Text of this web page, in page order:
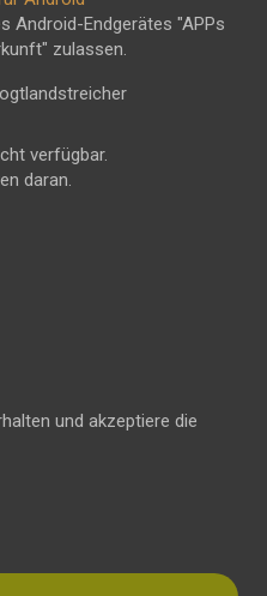
Android-Endgerätes "APPs
zulassen.
verfügbar.
daran.
und akzeptiere die